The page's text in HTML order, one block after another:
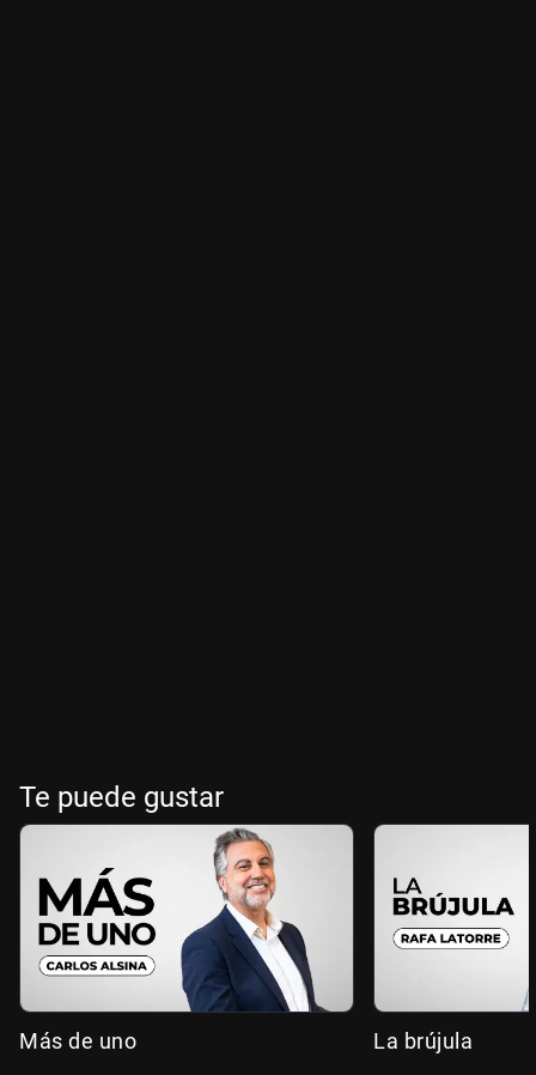
Te puede gustar
Más de uno La brújula